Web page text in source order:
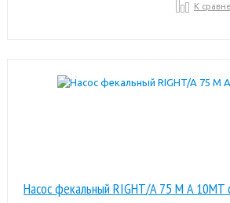
К
Насос фекальный RIGHT/A 75 M A 10MT